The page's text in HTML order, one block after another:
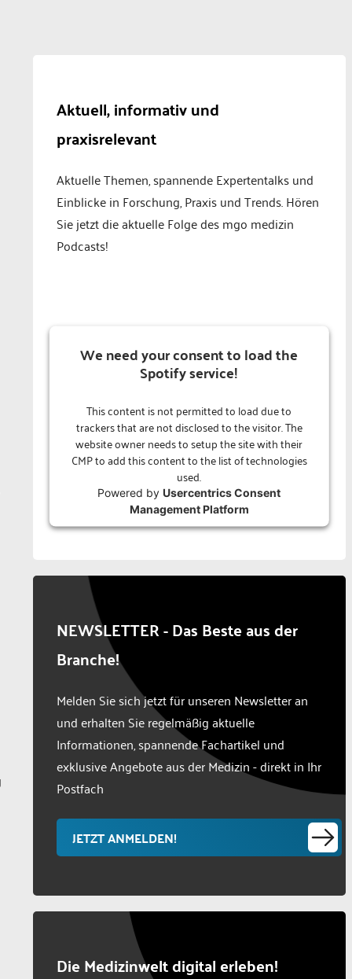
Aktuell, informativ und
praxisrelevant
Aktuelle Themen, spannende Expertentalks und
Einblicke in Forschung, Praxis und Trends. Hören
Sie jetzt die aktuelle Folge des mgo medizin
Podcasts!
We need your consent to load the
Spotify service!
This content is not permitted to load due to
trackers that are not disclosed to the visitor. The
website owner needs to setup the site with their
CMP to add this content to the list of technologies
used.
Powered byUsercentrics Consent
Management Platform
NEWSLETTER - Das Beste aus der
Branche!
Melden Sie sich jetzt für unseren Newsletter an
und erhalten Sie regelmäßig aktuelle
Informationen, spannende Fachartikel und
exklusive Angebote aus der Medizin - direkt in Ihr
Postfach
JETZT ANMELDEN!
Die Medizinwelt digital erleben!